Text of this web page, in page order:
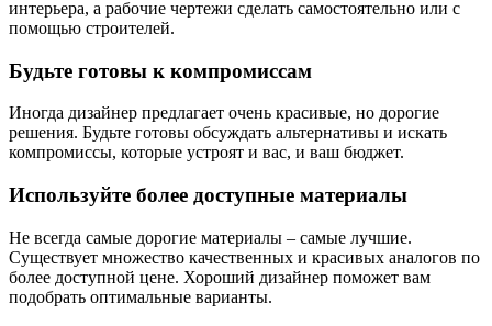
интерьера, а рабочие чертежи сделать самостоятельно или с
помощью строителей.
Будьте готовы к компромиссам
Иногда дизайнер предлагает очень красивые, но дорогие
решения. Будьте готовы обсуждать альтернативы и искать
компромиссы, которые устроят и вас, и ваш бюджет.
Используйте более доступные материалы
Не всегда самые дорогие материалы – самые лучшие.
Существует множество качественных и красивых аналогов по
более доступной цене. Хороший дизайнер поможет вам
подобрать оптимальные варианты.